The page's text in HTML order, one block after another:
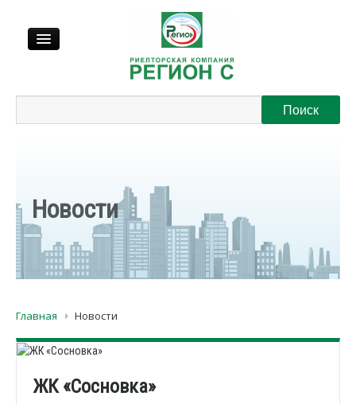
Регионы
Новости
Главная Новости
ЖК «Сосновка»